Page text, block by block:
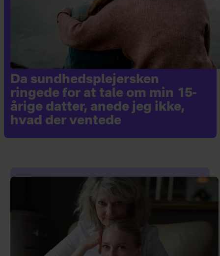
Da sundhedsplejersken
ringede for at tale om min 15-
årige datter, anede jeg ikke,
hvad der ventede